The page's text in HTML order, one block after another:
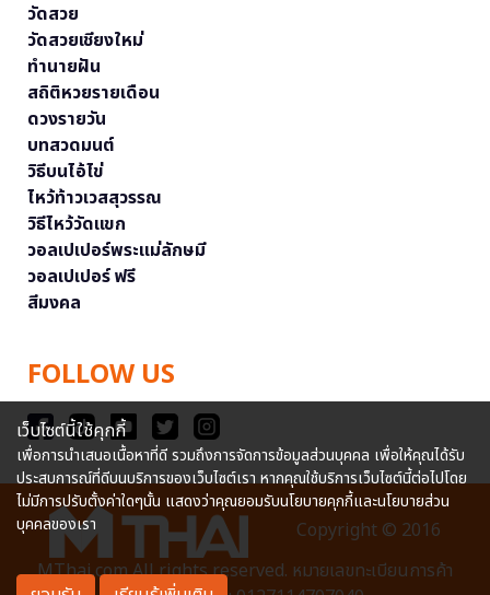
วัดสวย
วัดสวยเชียงใหม่
ทำนายฝัน
สถิติหวยรายเดือน
ดวงรายวัน
บทสวดมนต์
วิธีบนไอ้ไข่
ไหว้ท้าวเวสสุวรรณ
วิธีไหว้วัดแขก
วอลเปเปอร์พระแม่ลักษมี
วอลเปเปอร์ ฟรี
สีมงคล
FOLLOW US
Copyright © 2016
MThai.com All rights reserved. หมายเลขทะเบียนการค้า
เว็บไซต์นี้ใช้คุกกี้
เพื่อการนำเสนอเนื้อหาที่ดี รวมถึงการจัดการข้อมูลส่วนบุคคล เพื่อให้คุณได้รับ
ประสบการณ์ที่ดีบนบริการของเว็บไซต์เรา หากคุณใช้บริการเว็บไซต์นี้ต่อไปโดย
ไม่มีการปรับตั้งค่าใดๆนั้น แสดงว่าคุณยอมรับนโยบายคุกกี้และนโยบายส่วน
บุคคลของเรา